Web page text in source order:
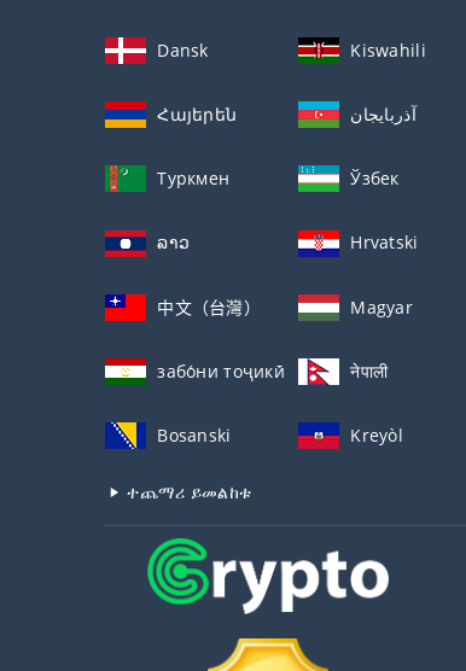
Dansk Kiswahili
Հայերեն آذربايجان
Туркмен Ўзбек
ລາວ Hrvatski
中文（台灣） Magyar
забо́ни тоҷикӣ́ नेपाली
Bosanski Kreyòl
ተጨማሪ ይመልከቱ